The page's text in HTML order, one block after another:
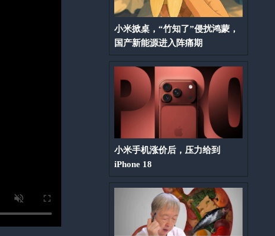
小米掀桌，“竹知了”侵扰鸿蒙，
国产新能源进入阵痛期
小米手机涨价后，压力给到
iPhone 18